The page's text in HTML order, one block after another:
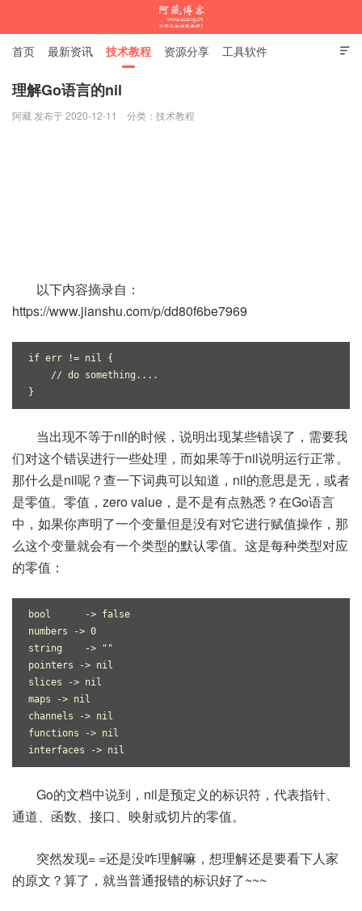

首页 最新资讯 技术教程 资源分享 工具软件
杂谈随笔
理解Go语言的nil
阿藏 发布于 2020-12-11 分类： 技术教程
以下内容摘录自：
https://www.jianshu.com/p/dd80f6be7969
if err != nil {
    // do something....
}
当出现不等于nil的时候，说明出现某些错误了，需要我
们对这个错误进行一些处理，而如果等于nil说明运行正常。
那什么是nil呢？查一下词典可以知道，nil的意思是无，或者
是零值。零值，zero value，是不是有点熟悉？在Go语言
中，如果你声明了一个变量但是没有对它进行赋值操作，那
么这个变量就会有一个类型的默认零值。这是每种类型对应
的零值：
bool      -> false
numbers -> 0
string    -> ""
pointers -> nil
slices -> nil
maps -> nil
channels -> nil
functions -> nil
interfaces -> nil
Go的文档中说到，nil是预定义的标识符，代表指针、
通道、函数、接口、映射或切片的零值。
突然发现= =还是没咋理解嘛，想理解还是要看下人家
的原文？算了，就当普通报错的标识好了~~~